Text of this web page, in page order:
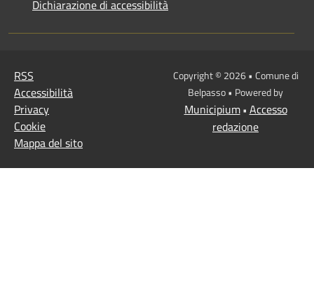
Dichiarazione di accessibilità
RSS
Accessibilità
Privacy
Cookie
Mappa del sito
Copyright © 2026 • Comune di
Belpasso • Powered by
Municipium• Accesso
redazione